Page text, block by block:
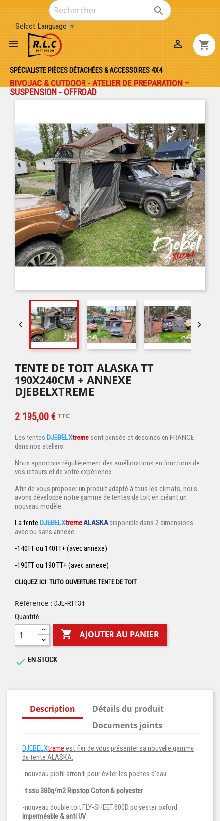

Select Language ▼
 shopping_cart

SPÉCIALISTE PIÈCES DÉTACHÉES & ACCESSOIRES 4X4
BIVOUAC & OUTDOOR - ATELIER DE PREPARATION –
SUSPENSION - OFFROAD
 
TENTE DE TOIT ALASKA TT
190X240CM + ANNEXE
DJEBELXTREME
2 195,00 € TTC
Les tentes DJEBELXtreme sont pensés et dessinés en FRANCE
dans nos ateliers.
Nous apportons régulièrement des améliorations en fonctions de
vos retours et de votre expérience.
Afin de vous proposer un produit adapté à tous les climats, nous
avons développé notre gamme de tentes de toit en créant un
nouveau modèle:
La tente DJEBELXtremeALASKAdisponible dans 2 dimensions
avec ou sans annexe:
-140TT ou 140TT+ (avec annexe)
-190TT ou 190 TT+ (avec annexe)
CLIQUEZ ICI: TUTO OUVERTURE TENTE DE TOIT
Référence : DJL-RTT34
Quantité
 AJOUTER AU PANIER
 EN STOCK
Description
Détails du produit
Documents joints
DJEBELXtreme est fier de vous présenter sa nouvelle gamme
de tente ALASKA:
-nouveau profil arrondi pour éviter les poches d'eau
-tissu 380g/m2 Ripstop Coton & polyester
-nouveau double toit FLY-SHEET 600D polyester oxford
imperméable & anti UV